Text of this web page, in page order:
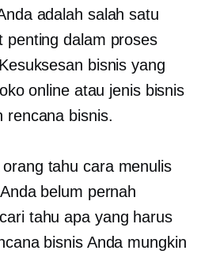
adalah salah satu
penting dalam proses
bisnis yang
online atau jenis bisnis
rencana bisnis.
tahu cara menulis
belum pernah
tahu apa yang harus
bisnis Anda mungkin